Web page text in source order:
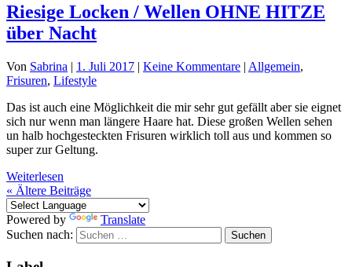
Riesige Locken / Wellen OHNE HITZE
über Nacht
Von Sabrina | 1. Juli 2017 | Keine Kommentare | Allgemein,
Frisuren, Lifestyle
Das ist auch eine Möglichkeit die mir sehr gut gefällt aber sie eignet
sich nur wenn man längere Haare hat. Diese großen Wellen sehen
un halb hochgesteckten Frisuren wirklich toll aus und kommen so
super zur Geltung.
Weiterlesen
« Ältere Beiträge
Powered by
Translate
Suchen nach: